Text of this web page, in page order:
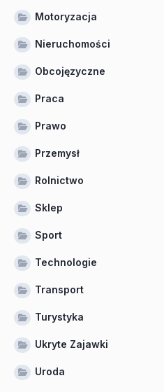
Motoryzacja
Nieruchomości
Obcojęzyczne
Praca
Prawo
Przemysł
Rolnictwo
Sklep
Sport
Technologie
Transport
Turystyka
Ukryte Zajawki
Uroda